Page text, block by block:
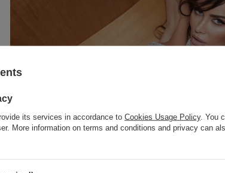
its services in accordance to Cookies Usage Policy. You
More information on terms and conditions and privacy can